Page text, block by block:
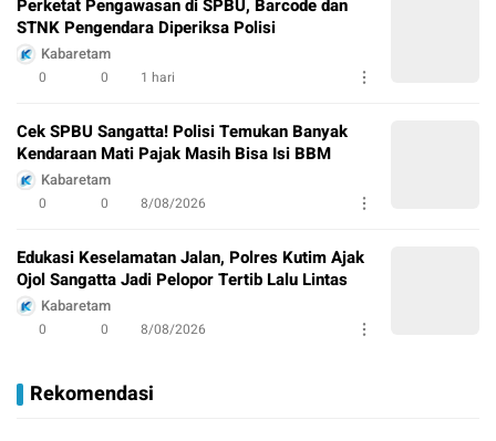
Perketat Pengawasan di SPBU, Barcode dan
STNK Pengendara Diperiksa Polisi
Kabaretam
0 0 1 hari
Cek SPBU Sangatta! Polisi Temukan Banyak
Kendaraan Mati Pajak Masih Bisa Isi BBM
Kabaretam
0 0 8/08/2026
Edukasi Keselamatan Jalan, Polres Kutim Ajak
Ojol Sangatta Jadi Pelopor Tertib Lalu Lintas
Kabaretam
0 0 8/08/2026
Rekomendasi